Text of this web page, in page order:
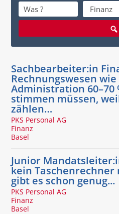
Sachbearbeiter:in
Rechnungswesen
Administration 60–70
stimmen müssen,
zählen…
PKS Personal AG
Finanz
Basel
Junior
kein Taschenrechner
gibt es schon genug...
PKS Personal AG
Finanz
Basel